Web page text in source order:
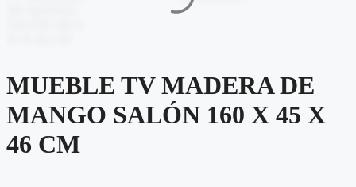
MUEBLE TV MADERA DE
MANGO SALÓN 160 X 45 X
46 CM